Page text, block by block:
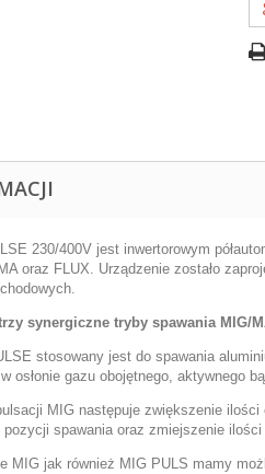
230/400V jest inwertorowym
oraz FLUX. Urządzenie zostało
synergiczne tryby spawania MIG/
stosowany jest do spawania
osłonie gazu obojętnego, aktywnego
MIG następuje zwiększenie ilości
spawania oraz zmiejszenie ilości
MIG jak również MIG PULS mamy